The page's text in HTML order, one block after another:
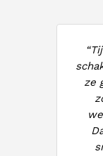
ze